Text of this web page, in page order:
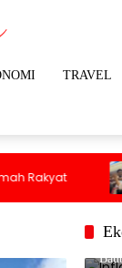
TRAVEL
Pintu